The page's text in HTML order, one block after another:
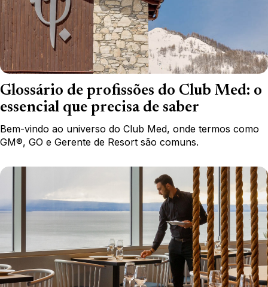
Glossário de profissões do Club Med: o
essencial que precisa de saber
Bem-vindo ao universo do Club Med, onde termos como
GM®, GO e Gerente de Resort são comuns.